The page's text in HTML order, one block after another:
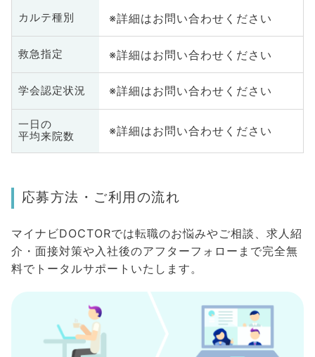
カルテ種別 ※詳細はお問い合わせください
救急指定 ※詳細はお問い合わせください
学会認定状況 ※詳細はお問い合わせください
一日の
平均来院数
※詳細はお問い合わせください
応募方法・ご利用の流れ
マイナビDOCTORでは転職のお悩みやご相談、求人紹
介・面接対策や入社後のアフターフォローまで完全無
料でトータルサポートいたします。